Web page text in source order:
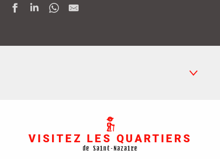
Le Petit Maroc
Base sous-marine
VISITEZ LES QUARTIERS
de Saint-Nazaire